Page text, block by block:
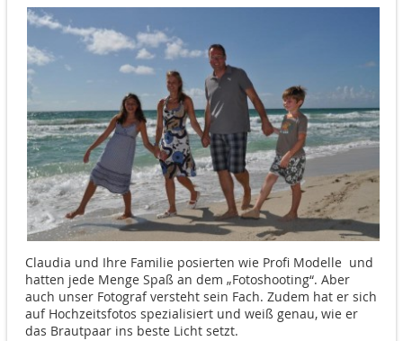
Claudia und Ihre Familie posierten wie Profi Modelle und
hatten jede Menge Spaß an dem „Fotoshooting“. Aber
auch unser Fotograf versteht sein Fach. Zudem hat er sich
auf Hochzeitsfotos spezialisiert und weiß genau, wie er
das Brautpaar ins beste Licht setzt.